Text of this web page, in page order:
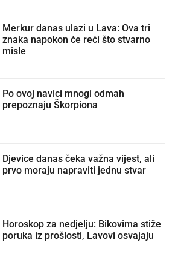
Merkur danas ulazi u Lava: Ova tri
znaka napokon će reći što stvarno
misle
Po ovoj navici mnogi odmah
prepoznaju Škorpiona
Djevice danas čeka važna vijest, ali
prvo moraju napraviti jednu stvar
Horoskop za nedjelju: Bikovima stiže
poruka iz prošlosti, Lavovi osvajaju